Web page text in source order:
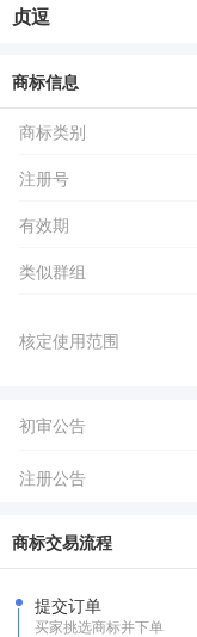
贞逗
商标信息
商标类别
注册号
有效期
类似群组
核定使用范围
初审公告
注册公告
商标交易流程
提交订单
买家挑选商标并下单